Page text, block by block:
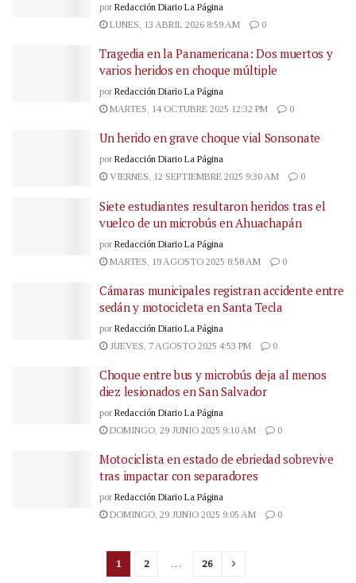
por Redacción Diario La Página
LUNES, 13 ABRIL 2026 8:59 AM
0
Tragedia en la Panamericana: Dos muertos y
varios heridos en choque múltiple
por Redacción Diario La Página
MARTES, 14 OCTUBRE 2025 12:32 PM
0
Un herido en grave choque vial Sonsonate
por Redacción Diario La Página
VIERNES, 12 SEPTIEMBRE 2025 9:30 AM
0
Siete estudiantes resultaron heridos tras el
vuelco de un microbús en Ahuachapán
por Redacción Diario La Página
MARTES, 19 AGOSTO 2025 8:58 AM
0
Cámaras municipales registran accidente entre
sedán y motocicleta en Santa Tecla
por Redacción Diario La Página
JUEVES, 7 AGOSTO 2025 4:53 PM
0
Choque entre bus y microbús deja al menos
diez lesionados en San Salvador
por Redacción Diario La Página
DOMINGO, 29 JUNIO 2025 9:10 AM
0
Motociclista en estado de ebriedad sobrevive
tras impactar con separadores
por Redacción Diario La Página
DOMINGO, 29 JUNIO 2025 9:05 AM
0
1 2 … 26